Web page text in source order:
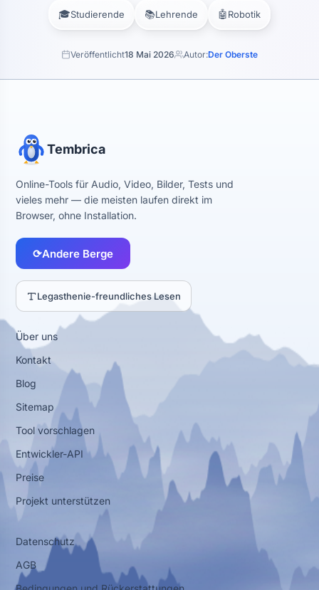
🎓Studierende 📚Lehrende 🤖Robotik
Veröffentlicht18 Mai 2026 Autor:Der Oberste
Tembrica
Online-Tools für Audio, Video, Bilder, Tests und
vieles mehr — die meisten laufen direkt im
Browser, ohne Installation.
⟳Andere Berge
Legasthenie-freundliches Lesen
Über uns
Kontakt
Blog
Sitemap
Tool vorschlagen
Entwickler-API
Preise
Projekt unterstützen
Datenschutz
AGB